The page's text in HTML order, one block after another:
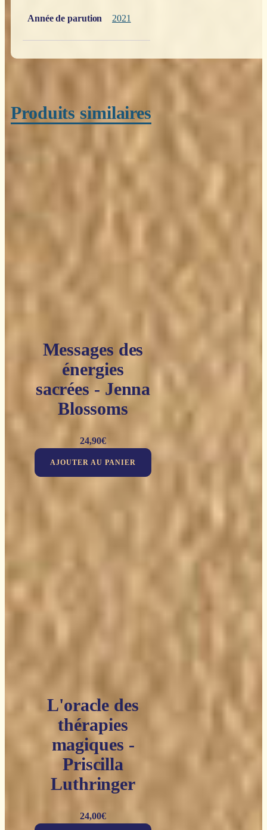
Année de parution 2021
Produits similaires
Messages des
énergies
sacrées - Jenna
Blossoms
24,90€
AJOUTER AU PANIER
L'oracle des
thérapies
magiques -
Priscilla
Luthringer
24,00€